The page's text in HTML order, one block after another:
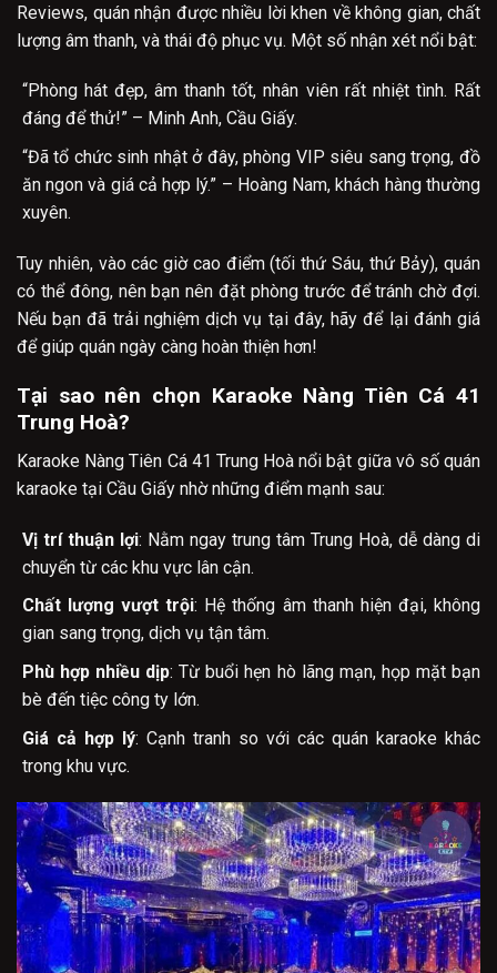
Reviews, quán nhận được nhiều lời khen về không gian, chất
lượng âm thanh, và thái độ phục vụ. Một số nhận xét nổi bật:
“Phòng hát đẹp, âm thanh tốt, nhân viên rất nhiệt tình. Rất
đáng để thử!” – Minh Anh, Cầu Giấy.
“Đã tổ chức sinh nhật ở đây, phòng VIP siêu sang trọng, đồ
ăn ngon và giá cả hợp lý.” – Hoàng Nam, khách hàng thường
xuyên.
Tuy nhiên, vào các giờ cao điểm (tối thứ Sáu, thứ Bảy), quán
có thể đông, nên bạn nên đặt phòng trước để tránh chờ đợi.
Nếu bạn đã trải nghiệm dịch vụ tại đây, hãy để lại đánh giá
để giúp quán ngày càng hoàn thiện hơn!
Tại sao nên chọn Karaoke Nàng Tiên Cá 41
Trung Hoà?
Karaoke Nàng Tiên Cá 41 Trung Hoà nổi bật giữa vô số quán
karaoke tại Cầu Giấy nhờ những điểm mạnh sau:
Vị trí thuận lợi: Nằm ngay trung tâm Trung Hoà, dễ dàng di
chuyển từ các khu vực lân cận.
Chất lượng vượt trội: Hệ thống âm thanh hiện đại, không
gian sang trọng, dịch vụ tận tâm.
Phù hợp nhiều dịp: Từ buổi hẹn hò lãng mạn, họp mặt bạn
bè đến tiệc công ty lớn.
Giá cả hợp lý: Cạnh tranh so với các quán karaoke khác
trong khu vực.